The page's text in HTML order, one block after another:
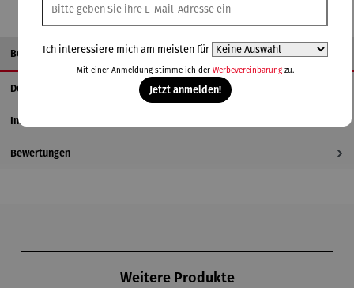
Beschreibung
Details
Informationen zum Hersteller
Bewertungen
Weitere Produkte
Ich interessiere mich am meisten für
Mit einer Anmeldung stimme ich der Werbevereinbarungzu.
Jetzt anmelden!